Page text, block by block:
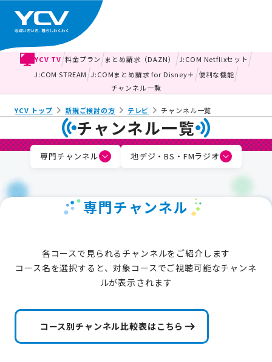
YCV TV 料金プラン まとめ請求（DAZN）
J:COM Netflixセット
J:COM STREAM J:COMまとめ請求 for Disney＋
便利な機能
チャンネル一覧
YCV トップ 新規ご検討の方 テレビ チャンネル一覧
チャンネル一覧
専門チャンネル 地デジ・BS・FMラジオ
専門チャンネル
各コースで見られるチャンネルをご紹介します
コース名を選択すると、対象コースでご視聴可能なチャンネ
ルが表示されます
コース別チャンネル比較表はこちら